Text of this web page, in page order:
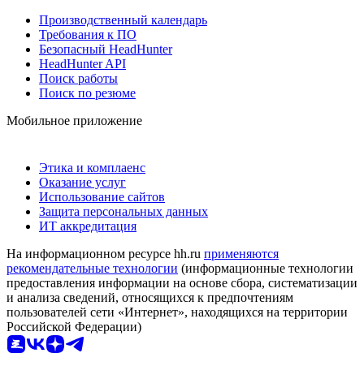
Производственный календарь
Требования к ПО
Безопасный HeadHunter
HeadHunter API
Поиск работы
Поиск по резюме
Мобильное приложение
Этика и комплаенс
Оказание услуг
Использование сайтов
Защита персональных данных
ИТ аккредитация
На информационном ресурсе hh.ru применяются
рекомендательные технологии (информационные технологии
предоставления информации на основе сбора, систематизации
и анализа сведений, относящихся к предпочтениям
пользователей сети «Интернет», находящихся на территории
Российской Федерации)